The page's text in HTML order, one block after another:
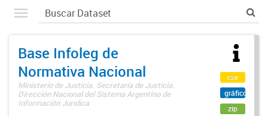
Base Infoleg de
Normativa Nacional
Ministerio de Justicia. Secretaría de Justicia.
Dirección Nacional del Sistema Argentino de
Información Jurídica
csv
gráfico
zip